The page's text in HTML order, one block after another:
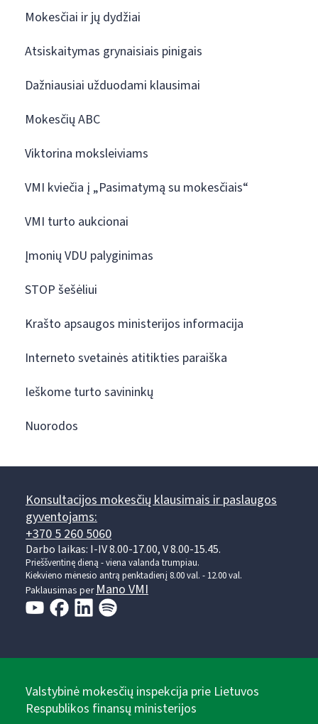
Mokesčiai ir jų dydžiai
Atsiskaitymas grynaisiais pinigais
Dažniausiai užduodami klausimai
Mokesčių ABC
Viktorina moksleiviams
VMI kviečia į „Pasimatymą su mokesčiais“
VMI turto aukcionai
Įmonių VDU palyginimas
STOP šešėliui
Krašto apsaugos ministerijos informacija
Interneto svetainės atitikties paraiška
Ieškome turto savininkų
Nuorodos
Konsultacijos mokesčių klausimais ir paslaugos
gyventojams:
+370 5 260 5060
Darbo laikas: I-IV 8.00-17.00, V 8.00-15.45.
Prieššventinę dieną - viena valanda trumpiau.
Kiekvieno mėnesio antrą penktadienį 8.00 val. - 12.00 val.
Paklausimas perMano VMI
Valstybinė mokesčių inspekcija prie Lietuvos
Respublikos finansų ministerijos